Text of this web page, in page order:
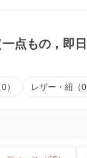
点もの，即
） レザー・紐（0